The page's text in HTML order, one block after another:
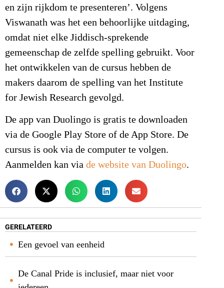
en zijn rijkdom te presenteren’. Volgens
Viswanath was het een behoorlijke uitdaging,
omdat niet elke Jiddisch-sprekende
gemeenschap de zelfde spelling gebruikt. Voor
het ontwikkelen van de cursus hebben de
makers daarom de spelling van het Institute
for Jewish Research gevolgd.
De app van Duolingo is gratis te downloaden
via de Google Play Store of de App Store. De
cursus is ook via de computer te volgen.
Aanmelden kan via de website van Duolingo.
GERELATEERD
Een gevoel van eenheid
De Canal Pride is inclusief, maar niet voor